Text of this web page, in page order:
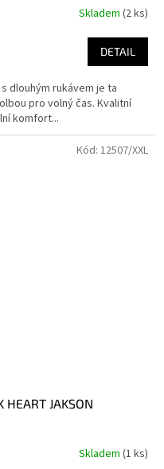
Skladem (2 ks)
DETAIL
s dlouhým rukávem je ta
pro volný čas. Kvalitní
komfort...
JAKSON
Skladem (1 ks)
Kód: 12507/XXL